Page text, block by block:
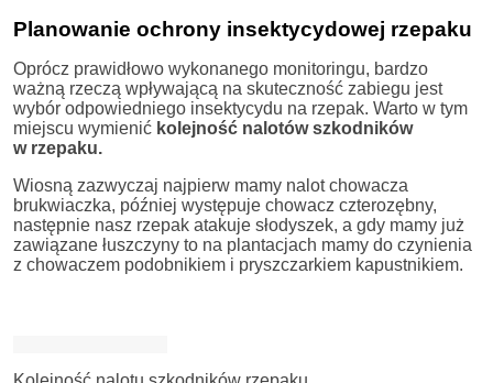
Planowanie ochrony insektycydowej rzepaku
Oprócz prawidłowo wykonanego monitoringu, bardzo
ważną rzeczą wpływającą na skuteczność zabiegu jest
wybór odpowiedniego insektycydu na rzepak. Warto w tym
miejscu wymienić kolejność nalotów szkodników
w rzepaku.
Wiosną zazwyczaj najpierw mamy nalot chowacza
brukwiaczka, później występuje chowacz czterozębny,
następnie nasz rzepak atakuje słodyszek, a gdy mamy już
zawiązane łuszczyny to na plantacjach mamy do czynienia
z chowaczem podobnikiem i pryszczarkiem kapustnikiem.